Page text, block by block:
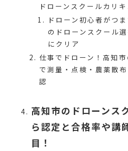
ドローンスクールカリ
ドローン初心者がつ
のドローンスクール
にクリア
仕事でドローン！高知
で測量・点検・農薬散
認
高知市のドローンス
ら認定と合格率や講
目！